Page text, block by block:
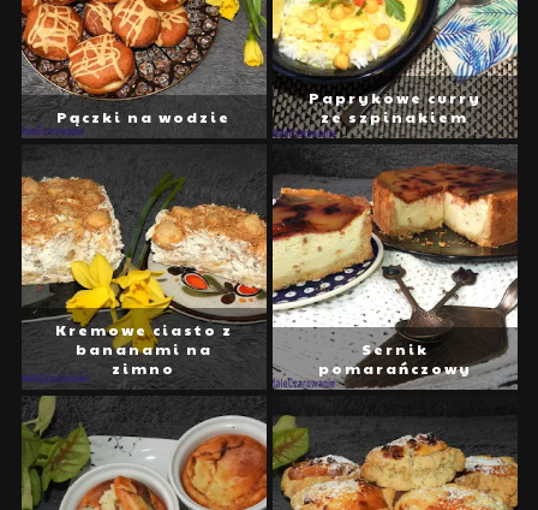
Pączki na wodzie
Paprykowe curry
ze szpinakiem
Kremowe ciasto z
bananami na
zimno
Sernik
pomarańczowy